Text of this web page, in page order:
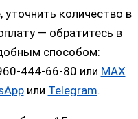
количество в
— обратитесь в
способом:
444-66-80 или MAX
или Telegram.